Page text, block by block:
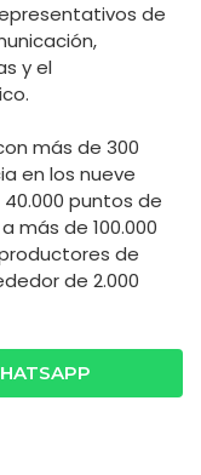
de
y el
más de 300
en los nueve
puntos de
más de 100.000
de
de 2.000